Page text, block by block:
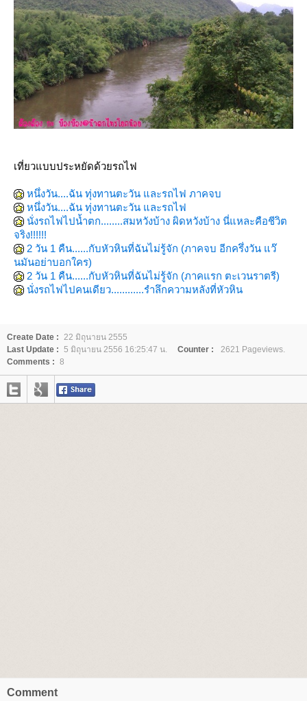
เที่ยวแบบประหยัดด้วยรถไฟ
หนึ่งวัน....ฉัน ทุ่งทานตะวัน และรถไฟ ภาคจบ
หนึ่งวัน....ฉัน ทุ่งทานตะวัน และรถไฟ
นั่งรถไฟไปน้ำตก........สมหวังบ้าง ผิดหวังบ้าง นี่แหละคือชีวิต
จริง!!!!!!
2 วัน 1 คืน......กับหัวหินที่ฉันไม่รู้จัก (ภาคจบ อีกครึ่งวัน แว๊
นมันอย่าบอกใคร)
2 วัน 1 คืน......กับหัวหินที่ฉันไม่รู้จัก (ภาคแรก ตะเวนราตรี)
นั่งรถไฟไปคนเดียว............รำลึกความหลังที่หัวหิน
Create Date :
22 มิถุนายน 2555
Last Update : 5 มิถุนายน 2556 16:25:47 น. Counter :
2621 Pageviews.
Comments : 8
Comment